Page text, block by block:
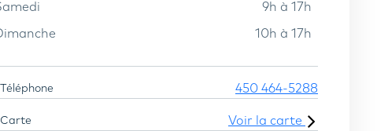
Samedi 9h à 17h
Dimanche 10h à 17h
Téléphone 450 464-5288
Carte Voir la carte